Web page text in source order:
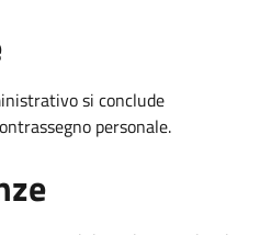
si conclude
personale.